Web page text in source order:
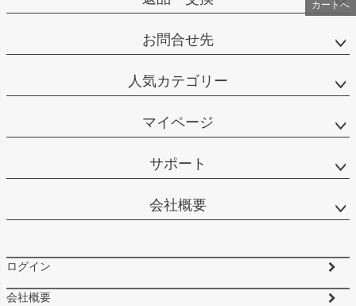
カートへ
お問合せ先
人気カテゴリー
マイページ
サポート
会社概要
ログイン
会社概要